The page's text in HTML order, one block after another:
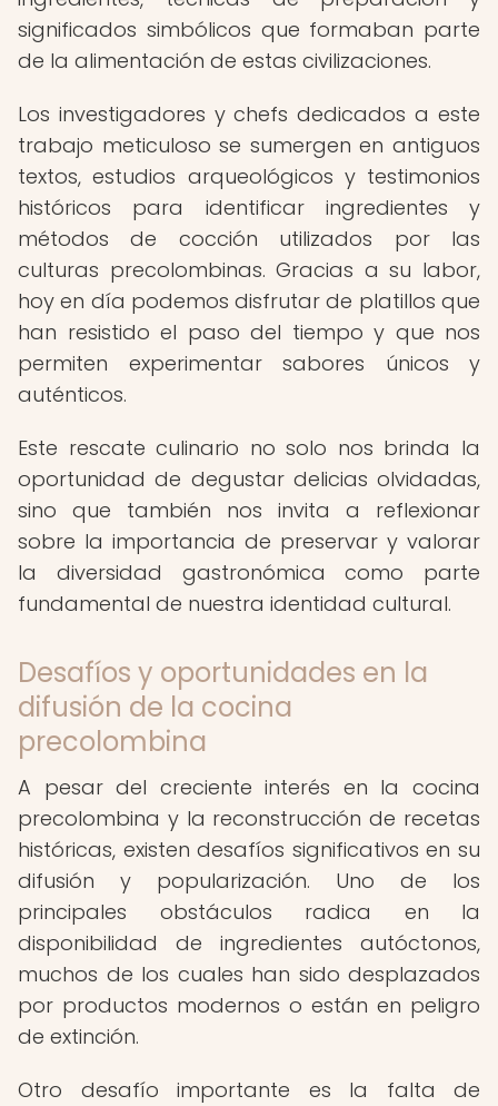
significados simbólicos que formaban parte
de la alimentación de estas civilizaciones.
Los investigadores y chefs dedicados a este
trabajo meticuloso se sumergen en antiguos
textos, estudios arqueológicos y testimonios
históricos para identificar ingredientes y
métodos de cocción utilizados por las
culturas precolombinas. Gracias a su labor,
hoy en día podemos disfrutar de platillos que
han resistido el paso del tiempo y que nos
permiten experimentar sabores únicos y
auténticos.
Este rescate culinario no solo nos brinda la
oportunidad de degustar delicias olvidadas,
sino que también nos invita a reflexionar
sobre la importancia de preservar y valorar
la diversidad gastronómica como parte
fundamental de nuestra identidad cultural.
Desafíos y oportunidades en la
difusión de la cocina
precolombina
A pesar del creciente interés en la cocina
precolombina y la reconstrucción de recetas
históricas, existen desafíos significativos en su
difusión y popularización. Uno de los
principales obstáculos radica en la
disponibilidad de ingredientes autóctonos,
muchos de los cuales han sido desplazados
por productos modernos o están en peligro
de extinción.
Otro desafío importante es la falta de